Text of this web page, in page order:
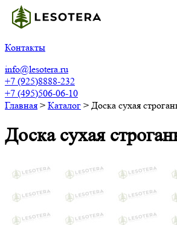
Контакты
info@lesotera.ru
+7 (925)8888-232
+7 (495)506-06-10
Главная > Каталог > Доска сухая
Доска сухая